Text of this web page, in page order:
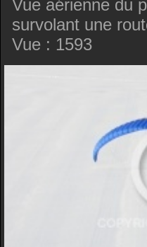
Vue aérienne du
survolant une
Vue : 1593